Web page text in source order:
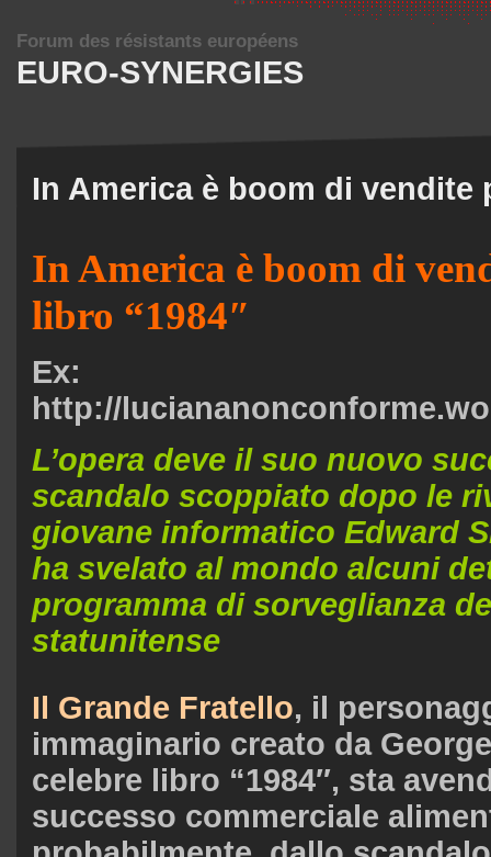
EURO-SYNERGIES
Forum des résistants européens
In America è boom di vendite
In America è boom di
libro “1984″
Ex:
http://
L’opera deve il suo nuovo
scandalo scoppiato dopo le
giovane informatico Edward
ha svelato al mondo alcuni
programma di sorveglianza
statunitense
Il Grande Fratello, il
immaginario creato da
celebre libro “1984″, sta
successo commerciale